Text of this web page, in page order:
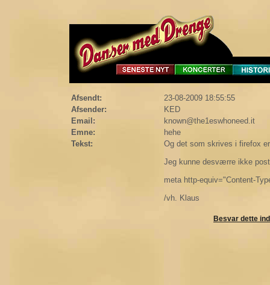
Afsendt:
23-08-2009 18:55:55
Afsender:
KED
Email:
known@the1eswhoneed.it
Emne:
hehe
Tekst:
Og det som skrives i firefox
Jeg kunne desværre ikke
meta http-equiv="Content-
/vh. Klaus
Besvar dette